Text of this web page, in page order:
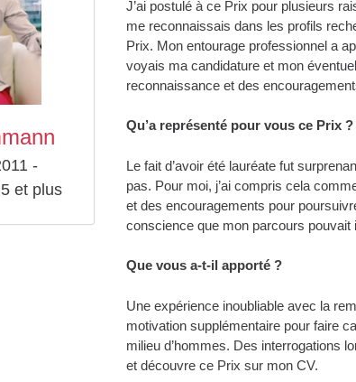
-
et plus
J’ai postulé à ce Prix pour plusieurs
me reconnaissais dans les profils
Prix. Mon entourage professionnel a
voyais ma candidature et mon
reconnaissance et des
Qu’a représenté pour vous ce Prix ?
Le fait d’avoir été lauréate fut
pas. Pour moi, j’ai compris cela
et des encouragements pour
conscience que mon parcours
Que vous a-t-il apporté ?
Une expérience inoubliable avec la
motivation supplémentaire pour faire
milieu d’hommes. Des interrogations
et découvre ce Prix sur mon CV.